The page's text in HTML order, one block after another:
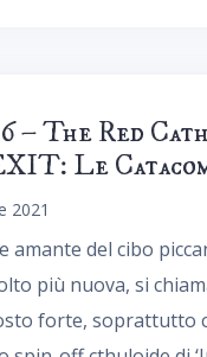
– The Red
Le
2021
amante del cibo
più nuova, si
forte, soprattutto